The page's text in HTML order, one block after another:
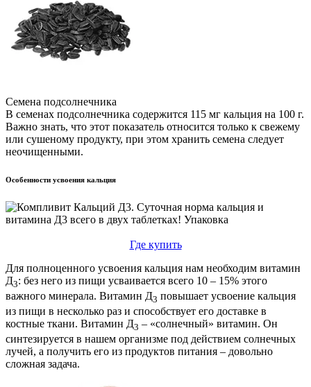
Семена подсолнечника
В семенах подсолнечника содержится 115 мг кальция на 100 г.
Важно знать, что этот показатель относится только к свежему
или сушеному продукту, при этом хранить семена следует
неочищенными.
Особенности усвоения кальция
Где купить
Для полноценного усвоения кальция нам необходим витамин
Д3: без него из пищи усваивается всего 10 – 15% этого
важного минерала. Витамин Д3 повышает усвоение кальция
из пищи в несколько раз и способствует его доставке в
костные ткани. Витамин Д3 – «солнечный» витамин. Он
синтезируется в нашем организме под действием солнечных
лучей, а получить его из продуктов питания – довольно
сложная задача.